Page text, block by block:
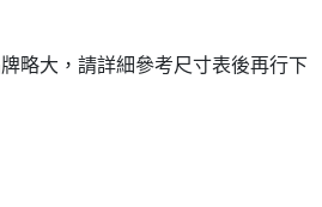
略大，請詳細參考尺寸表後再行下